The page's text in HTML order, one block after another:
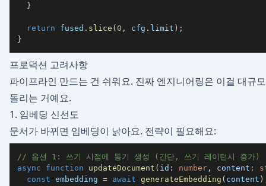
}
return fused . slice (0 , cfg . limit ) ;
}
프로덕션 고려사항
파이프라인 만드는 건 쉬워요. 진짜 엔지니어링은 이걸 대규
돌리는 거예요.
1. 임베딩 신선도
문서가 바뀌면 임베딩이 낡아요. 전략이 필요해요:
// 옵션 1: 쓰기 시점에 동기 생성 (간단, 쓰기 레이턴시 증가)
async
function updateDocument ( id : number , content :
const embedding = await generateEmbedding ( content )